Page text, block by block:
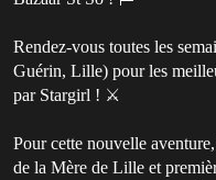
Rendez-vous toutes les
Guérin, Lille) pour les
par Stargirl ! ⚔️
Pour cette nouvelle
de la Mère de Lille et